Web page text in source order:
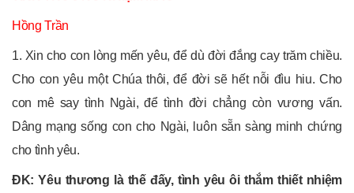
Hồng Trần
1. Xin cho con lòng mến yêu, để dù đời đắng cay trăm chiều.
Cho con yêu một Chúa thôi, để đời sẽ hết nỗi đìu hiu. Cho
con mê say tình Ngài, để tình đời chẳng còn vương vấn.
Dâng mạng sống con cho Ngài, luôn sẵn sàng minh chứng
cho tình yêu.
ÐK: Yêu thương là thế đấy, tình yêu ôi thắm thiết nhiệm